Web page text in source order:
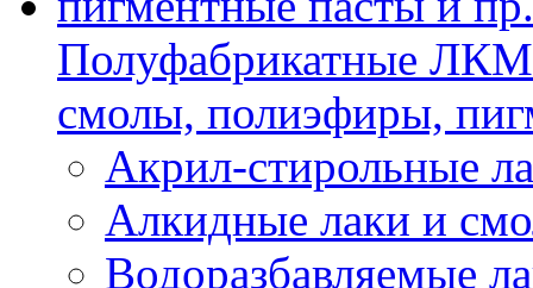
Полуфабрикатные ЛКМ
смолы, полиэфиры,
Акрил-стирольные
Алкидные лаки и
Водоразбавляемые